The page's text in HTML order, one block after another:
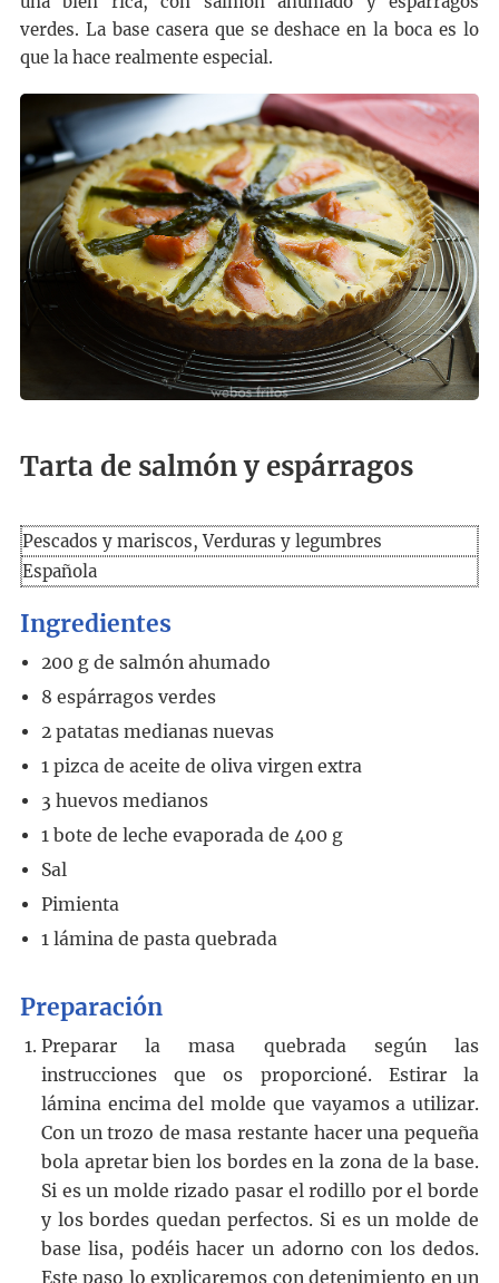
verdes. La base casera que se deshace en la boca es lo
que la hace realmente especial.
Tarta de salmón y espárragos
Pescados y mariscos, Verduras y legumbres
Española
Ingredientes
200 g de salmón ahumado
8 espárragos verdes
2 patatas medianas nuevas
1 pizca de aceite de oliva virgen extra
3 huevos medianos
1 bote de leche evaporada de 400 g
Sal
Pimienta
1 lámina de pasta quebrada
Preparación
Preparar la masa quebrada según las
instrucciones que os proporcioné. Estirar la
lámina encima del molde que vayamos a utilizar.
Con un trozo de masa restante hacer una pequeña
bola apretar bien los bordes en la zona de la base.
Si es un molde rizado pasar el rodillo por el borde
y los bordes quedan perfectos. Si es un molde de
base lisa, podéis hacer un adorno con los dedos.
Este paso lo explicaremos con detenimiento en un